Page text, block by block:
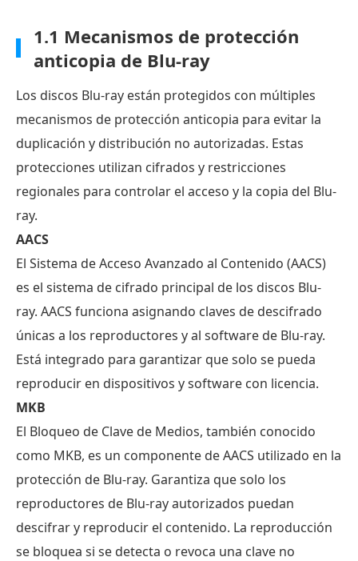
1.1 Mecanismos de protección
anticopia de Blu-ray
Los discos Blu-ray están protegidos con múltiples
mecanismos de protección anticopia para evitar la
duplicación y distribución no autorizadas. Estas
protecciones utilizan cifrados y restricciones
regionales para controlar el acceso y la copia del Blu-
ray.
AACS
El Sistema de Acceso Avanzado al Contenido (AACS)
es el sistema de cifrado principal de los discos Blu-
ray. AACS funciona asignando claves de descifrado
únicas a los reproductores y al software de Blu-ray.
Está integrado para garantizar que solo se pueda
reproducir en dispositivos y software con licencia.
MKB
El Bloqueo de Clave de Medios, también conocido
como MKB, es un componente de AACS utilizado en la
protección de Blu-ray. Garantiza que solo los
reproductores de Blu-ray autorizados puedan
descifrar y reproducir el contenido. La reproducción
se bloquea si se detecta o revoca una clave no